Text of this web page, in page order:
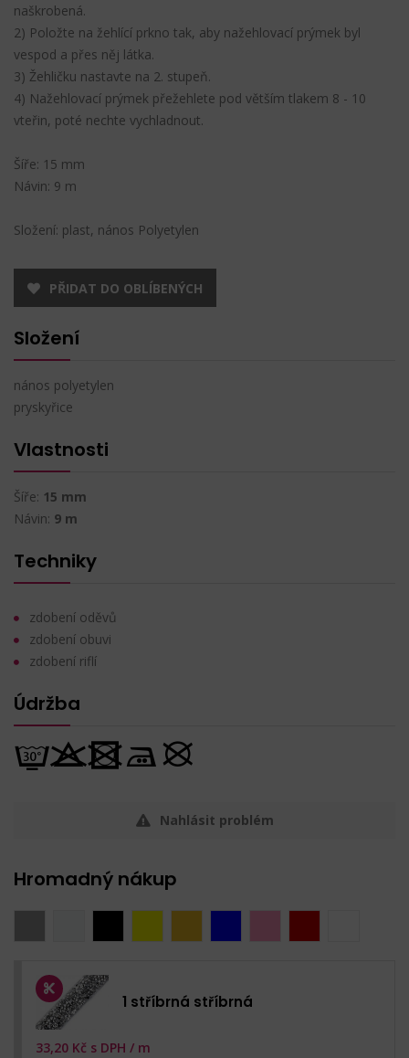
naškrobená.
2) Položte na žehlící prkno tak, aby nažehlovací prýmek byl
vespod a přes něj látka.
3) Žehličku nastavte na 2. stupeň.
4) Nažehlovací prýmek přežehlete pod větším tlakem 8 - 10
vteřin, poté nechte vychladnout.
Šíře: 15 mm
Návin: 9 m
Složení: plast, nános Polyetylen
PŘIDAT DO OBLÍBENÝCH
Složení
nános polyetylen
pryskyřice
Vlastnosti
Šíře: 15 mm
Návin: 9 m
Techniky
zdobení oděvů
zdobení obuvi
zdobení riflí
Údržba
Nahlásit problém
Hromadný nákup
1 stříbrná stříbrná
33,20 Kč s DPH / m